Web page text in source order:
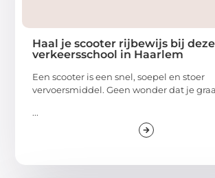
Haal je scooter rijbewijs bij deze
verkeersschool in Haarlem
Een scooter is een snel, soepel en stoer
vervoersmiddel. Geen wonder dat je
...